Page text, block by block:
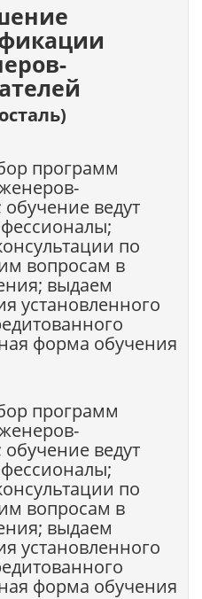
программ
ведут
по
вопросам в
выдаем
установленного
форма обучения
программ
ведут
по
вопросам в
выдаем
установленного
форма обучения